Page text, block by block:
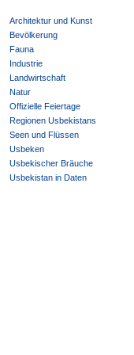
Architektur und Kunst
Bevölkerung
Fauna
Industrie
Landwirtschaft
Natur
Offizielle Feiertage
Regionen Usbekistans
Seen und Flüssen
Usbeken
Usbekischer Bräuche
Usbekistan in Daten